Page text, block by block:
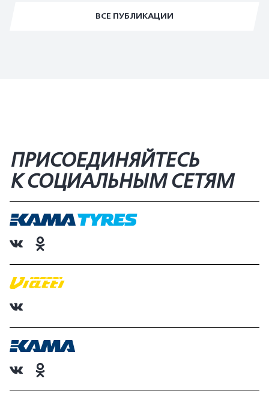
ВСЕ ПУБЛИКАЦИИ
ПРИСОЕДИНЯЙТЕСЬ
К СОЦИАЛЬНЫМ СЕТЯМ